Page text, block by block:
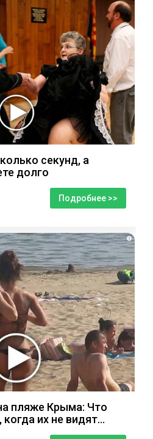
секунд, а
долго
Подробнее >>
i
пляже Крыма: Что
их не видят...